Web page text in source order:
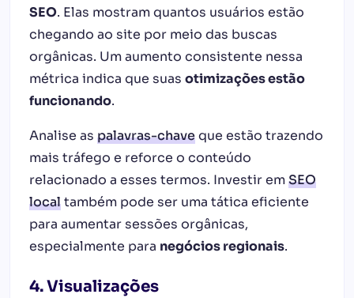
SEO. Elas mostram quantos usuários estão
chegando ao site por meio das buscas
orgânicas. Um aumento consistente nessa
métrica indica que suas otimizações estão
funcionando.
Analise as palavras-chaveque estão trazendo
mais tráfego e reforce o conteúdo
relacionado a esses termos. Investir emSEO
localtambém pode ser uma tática eficiente
para aumentar sessões orgânicas,
especialmente para negócios regionais.
4. Visualizações